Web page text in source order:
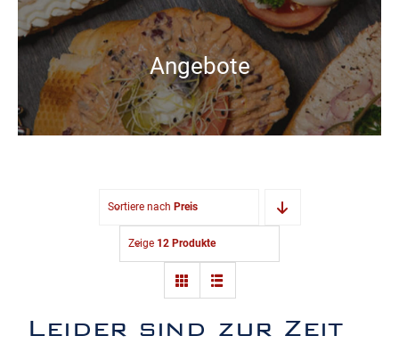
Angebote
Sortiere nach Preis
Zeige 12 Produkte
Leider sind zur Zeit